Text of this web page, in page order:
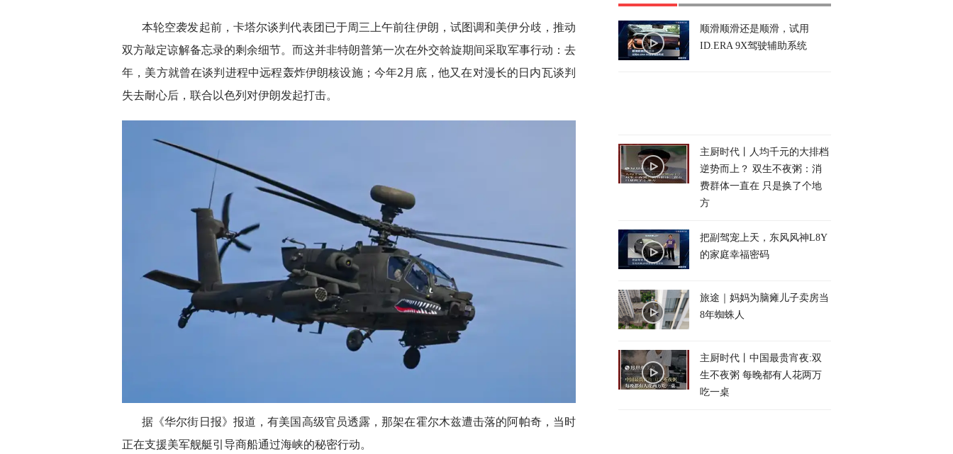
本轮空袭发起前，卡塔尔谈判代表团已于周三上午前往伊朗，试图调和美伊分歧，推动
双方敲定谅解备忘录的剩余细节。而这并非特朗普第一次在外交斡旋期间采取军事行动：去
年，美方就曾在谈判进程中远程轰炸伊朗核设施；今年2月底，他又在对漫长的日内瓦谈判
失去耐心后，联合以色列对伊朗发起打击。
据《华尔街日报》报道，有美国高级官员透露，那架在霍尔木兹遭击落的阿帕奇，当时
正在支援美军舰艇引导商船通过海峡的秘密行动。
顺滑顺滑还是顺滑，试用
ID.ERA 9X驾驶辅助系统
主厨时代丨人均千元的大排档
逆势而上？ 双生不夜粥：消
费群体一直在 只是换了个地
方
把副驾宠上天，东风风神L8Y
的家庭幸福密码
旅途｜妈妈为脑瘫儿子卖房当
8年蜘蛛人
主厨时代丨中国最贵宵夜:双
生不夜粥 每晚都有人花两万
吃一桌